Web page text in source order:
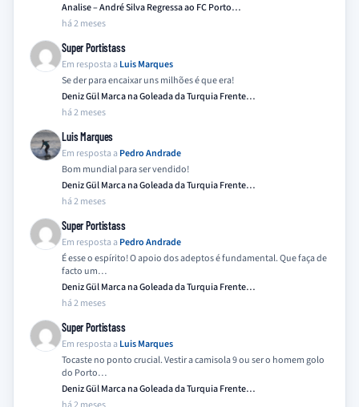
Analise – André Silva Regressa ao FC Porto…
há 2 meses
Super Portistass
Em resposta a Luis Marques
Se der para encaixar uns milhões é que era!
Deniz Gül Marca na Goleada da Turquia Frente…
há 2 meses
Luis Marques
Em resposta a Pedro Andrade
Bom mundial para ser vendido!
Deniz Gül Marca na Goleada da Turquia Frente…
há 2 meses
Super Portistass
Em resposta a Pedro Andrade
É esse o espírito! O apoio dos adeptos é fundamental. Que faça de
facto um…
Deniz Gül Marca na Goleada da Turquia Frente…
há 2 meses
Super Portistass
Em resposta a Luis Marques
Tocaste no ponto crucial. Vestir a camisola 9 ou ser o homem golo
do Porto…
Deniz Gül Marca na Goleada da Turquia Frente…